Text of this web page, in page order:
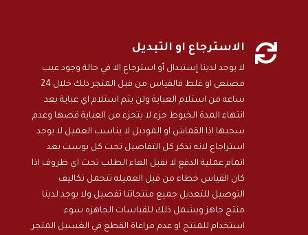
 الاسترجاع او التبديل
لا يوجد لدينا إستبدال أو استرجاع الا في حالة وجود عيب
مصنعي او غلط فالقياس من قبل المتجر ذلك خلال 24
ساعه من استلام العباية ولن يتم استلام اي عباية بعد
انتهاء المدة الخيوط جزء لا يتجزء من العباية قصها وعدم
سحبها اذا القماش او الموديل لا يناسب العميل لا يوجد
استراجاع لانه نذكر كل التفاصيل تحت كل بوست بعد
اتمام عملية الدفع لا نقبل الغاء الطلب تحت اي ظروف اذا
كان القياس خطاء من قبل العميله تتحمل تكاليف
التوصيل للتعديل جميع منتجاتنا تفصيل ولا يوجد لدينا
منتج جاهز ويشمل ذلك للقياسات الجاهزه سوء
استخدام للمنتج او عدم مراعاة القطع في الغسيل المتجر